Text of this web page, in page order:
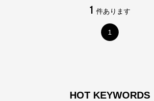
1 件あります
1
HOT KEYWORDS